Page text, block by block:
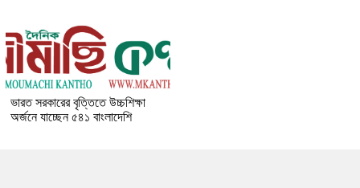
ভারত সরকারের বৃত্তিতে উচ্চশিক্ষা
অর্জনে যাচ্ছেন ৫৪১ বাংলাদেশি